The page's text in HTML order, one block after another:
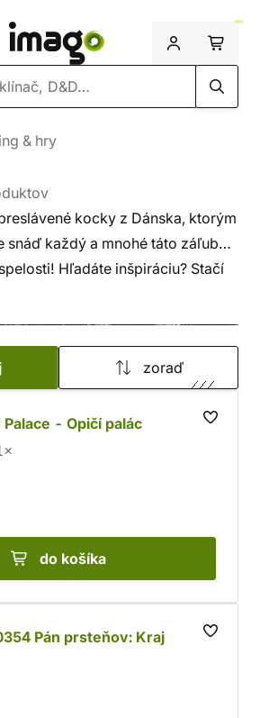
& hry
kocky z Dánska, ktorým
snáď každý a mnohé táto záľuba
Hľadáte inšpiráciu? Stačí
zrealizovať sen o vlastnej
či vesmírnej lodi. Pre
zaujíma história a zaujímavosti
kociek, máme aj obrazového
svetom.
zoraď
Palace - Opičí palác
do košíka
Pán prsteňov: Kraj